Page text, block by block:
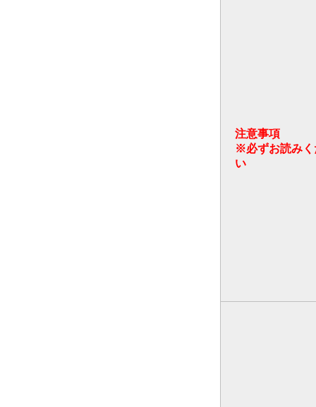
注意事項
※必ずお読みく
い